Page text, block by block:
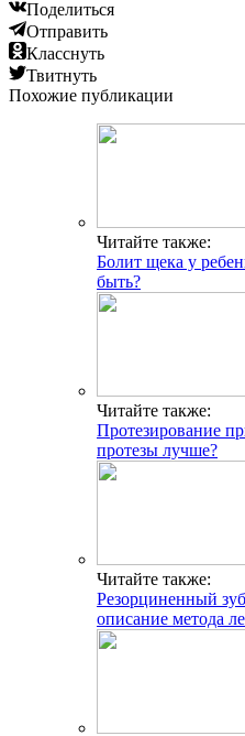
Поделиться
Отправить
Класснуть
Твитнуть
Похожие публикации
Читайте также:
Болит щека у
быть?
Читайте также:
Протезирование
протезы лучше?
Читайте также:
Резорциненный
описание метода